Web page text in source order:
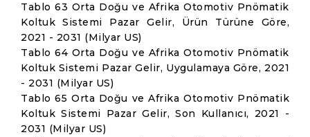
Tablo 63 Orta Doğu ve Afrika Otomotiv Pnömatik
Koltuk Sistemi Pazar Gelir, Ürün Türüne Göre,
2021 - 2031 (Milyar US)
Tablo 64 Orta Doğu ve Afrika Otomotiv Pnömatik
Koltuk Sistemi Pazar Gelir, Uygulamaya Göre, 2021
- 2031 (Milyar US)
Tablo 65 Orta Doğu ve Afrika Otomotiv Pnömatik
Koltuk Sistemi Pazar Gelir, Son Kullanıcı, 2021 -
2031 (Milyar US)